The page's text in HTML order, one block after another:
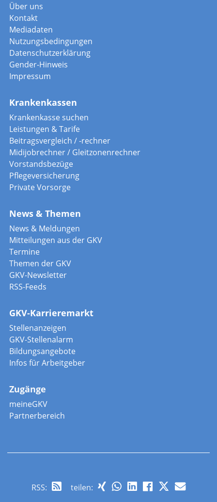
Über uns
Kontakt
Mediadaten
Nutzungsbedingungen
Datenschutzerklärung
Gender-Hinweis
Impressum
Krankenkassen
Krankenkasse suchen
Leistungen & Tarife
Beitragsvergleich / -rechner
Midijobrechner / Gleitzonenrechner
Vorstandsbezüge
Pflegeversicherung
Private Vorsorge
News & Themen
News & Meldungen
Mitteilungen aus der GKV
Termine
Themen der GKV
GKV-Newsletter
RSS-Feeds
GKV-Karrieremarkt
Stellenanzeigen
GKV-Stellenalarm
Bildungsangebote
Infos für Arbeitgeber
Zugänge
meineGKV
Partnerbereich
RSS: teilen: